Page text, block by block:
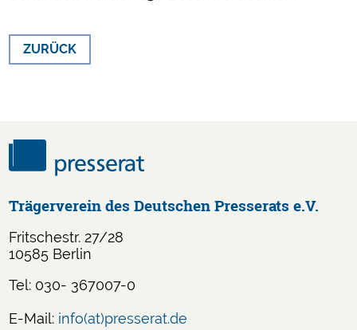
ZURÜCK
Trägerverein des Deutschen Presserats e.V.
Fritschestr. 27/28
10585 Berlin
Tel: 030- 367007-0
E-Mail: info(at)presserat.de